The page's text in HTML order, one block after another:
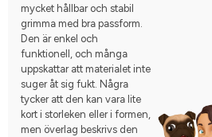
mycket hållbar och stabil
grimma med bra passform.
Den är enkel och
funktionell, och många
uppskattar att materialet inte
suger åt sig fukt. Några
tycker att den kan vara lite
kort i storleken eller i formen,
men överlag beskrivs den